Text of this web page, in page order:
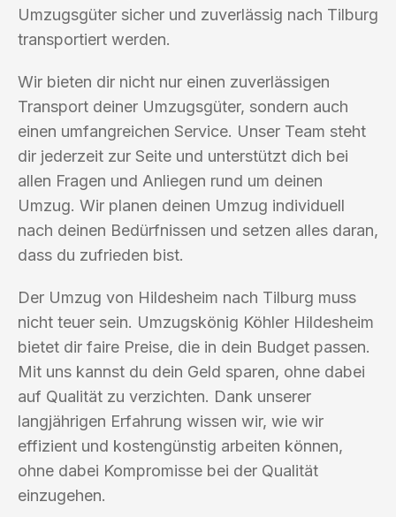
Umzugsgüter sicher und zuverlässig nach Tilburg
transportiert werden.
Wir bieten dir nicht nur einen zuverlässigen
Transport deiner Umzugsgüter, sondern auch
einen umfangreichen Service. Unser Team steht
dir jederzeit zur Seite und unterstützt dich bei
allen Fragen und Anliegen rund um deinen
Umzug. Wir planen deinen Umzug individuell
nach deinen Bedürfnissen und setzen alles daran,
dass du zufrieden bist.
Der Umzug von Hildesheim nach Tilburg muss
nicht teuer sein. Umzugskönig Köhler Hildesheim
bietet dir faire Preise, die in dein Budget passen.
Mit uns kannst du dein Geld sparen, ohne dabei
auf Qualität zu verzichten. Dank unserer
langjährigen Erfahrung wissen wir, wie wir
effizient und kostengünstig arbeiten können,
ohne dabei Kompromisse bei der Qualität
einzugehen.